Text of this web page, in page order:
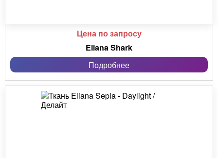
Цена по запросу
Eliana Shark
Подробнее